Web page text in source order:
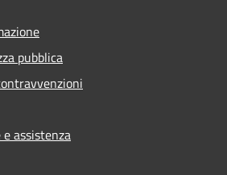
pubblica
assistenza